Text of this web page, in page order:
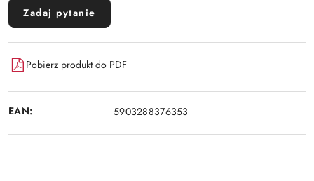
Zadaj pytanie
Pobierz produkt do PDF
EAN: 5903288376353